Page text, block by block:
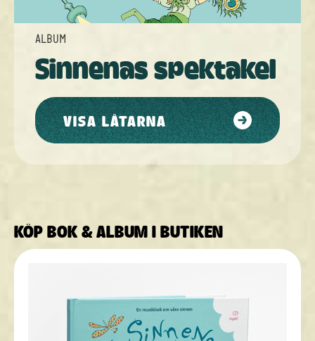
ALBUM
Sinnenas spektakel
VISA LÅTARNA
KÖP BOK & ALBUM I BUTIKEN